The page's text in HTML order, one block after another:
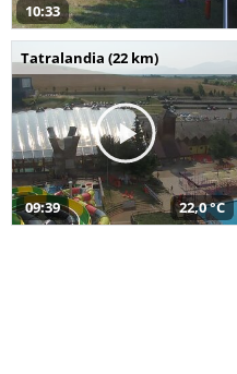
10:33
Tatralandia (22 km)
09:39 22,0 °C